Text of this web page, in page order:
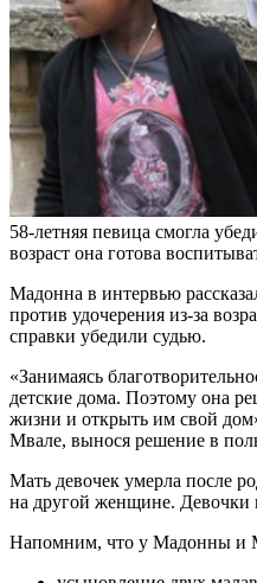
58-летняя певица смогла
возраст она готова
Мадонна в интервью
против удочерения из-за
справки убедили судью.
«Занимаясь
детские дома. Поэтому она
жизни и открыть им свой
Мвале, вынося решение в
Мать девочек умерла после
на другой женщине. Девочки
Напомним, что у Мадонны и